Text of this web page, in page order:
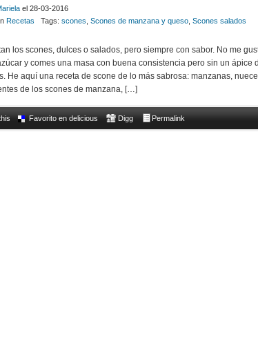
el 28-03-2016
Recetas Tags: scones Scones de manzana y queso Scones salados
los scones, dulces o salados, pero siempre con sabor. No me
y comes una masa con buena consistencia pero sin un ápice
He aquí una receta de scone de lo más sabrosa: manzanas,
de los scones de manzana, […]
Favorito en delicious Digg Permalink